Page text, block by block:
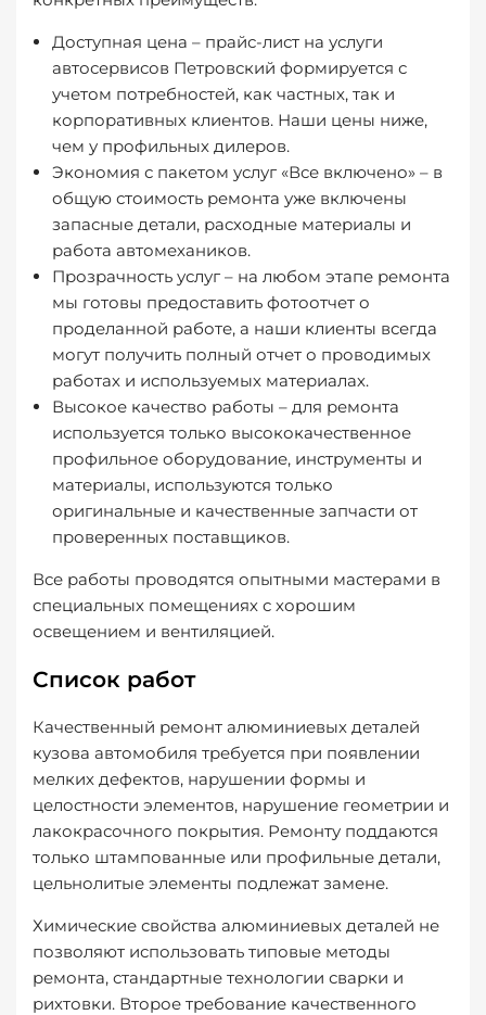
Доступная цена – прайс-лист на услуги
автосервисов Петровский формируется с
учетом потребностей, как частных, так и
корпоративных клиентов. Наши цены ниже,
чем у профильных дилеров.
Экономия с пакетом услуг «Все включено» – в
общую стоимость ремонта уже включены
запасные детали, расходные материалы и
работа автомехаников.
Прозрачность услуг – на любом этапе ремонта
мы готовы предоставить фотоотчет о
проделанной работе, а наши клиенты всегда
могут получить полный отчет о проводимых
работах и используемых материалах.
Высокое качество работы – для ремонта
используется только высококачественное
профильное оборудование, инструменты и
материалы, используются только
оригинальные и качественные запчасти от
проверенных поставщиков.
Все работы проводятся опытными мастерами в
специальных помещениях с хорошим
освещением и вентиляцией.
Список работ
Качественный ремонт алюминиевых деталей
кузова автомобиля требуется при появлении
мелких дефектов, нарушении формы и
целостности элементов, нарушение геометрии и
лакокрасочного покрытия. Ремонту поддаются
только штампованные или профильные детали,
цельнолитые элементы подлежат замене.
Химические свойства алюминиевых деталей не
позволяют использовать типовые методы
ремонта, стандартные технологии сварки и
рихтовки. Второе требование качественного